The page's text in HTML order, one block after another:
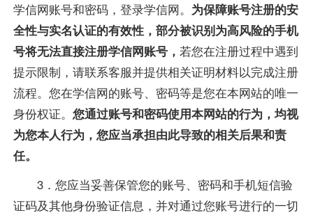
学信网账号和密码，登录学信网。 为保障账号注册的安
全性与实名认证的有效性，部分被识别为高风险的手机
号将无法直接注册学信网账号，若您在注册过程中遇到
提示限制，请联系客服并提供相关证明材料以完成注册
流程。您在学信网的账号、密码等是您在本网站的唯一
身份权证。您通过账号和密码使用本网站的行为，均视
为您本人行为，您应当承担由此导致的相关后果和责
任。
3．您应当妥善保管您的账号、密码和手机短信验
证码及其他身份验证信息，并对通过您账号进行的一切